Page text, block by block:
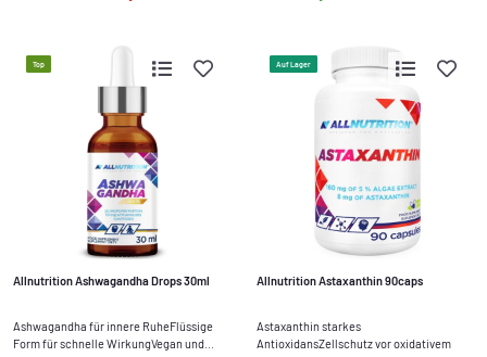
Top
Allnutrition Ashwagandha Drops 30ml
Ashwagandha für innere RuheFlüssige
Form für schnelle WirkungVegan und...
Auf Lager
Allnutrition Astaxanthin 90caps
Astaxanthin starkes
AntioxidansZellschutz vor oxidativem